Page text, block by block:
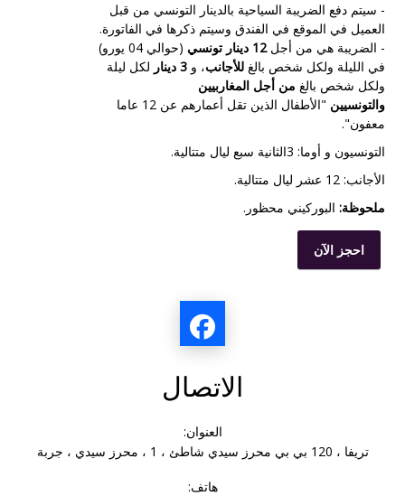
- سيتم دفع الضريبة السياحية بالدينار التونسي من قبل
العميل في الموقع في الفندق وسيتم ذكرها في الفاتورة.
- الضريبة هي من أجل 12 دينار تونسي
(حوالي 04 يورو)
في الليلة ولكل شخص بالغ للأجانب، و 3 دينار
لكل ليلة
ولكل شخص بالغ من أجل المغاربيين
والتونسيين
"الأطفال الذين تقل أعمارهم عن 12 عاما
معفون".
التونسيون و أوما: 3الثانية سبع ليال متتالية.
الأجانب: 12 عشر ليال متتالية.
ملحوظة: البوركيني محظور.
احجز الآن
الاتصال
العنوان:
تريفا ، 120 بي بي محرز سيدي شاطئ ، 1 ، محرز سيدي ، جربة
هاتف: